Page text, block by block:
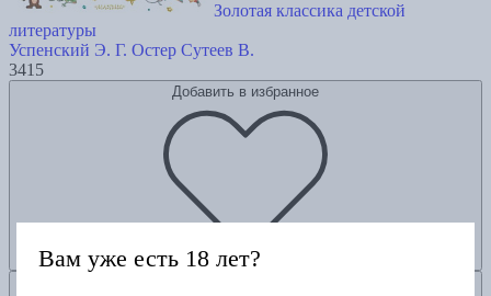
Золотая классика детской
литературы
Успенский Э. Г. Остер Сутеев В.
3415
Добавить в избранное
Вам уже есть 18 лет?